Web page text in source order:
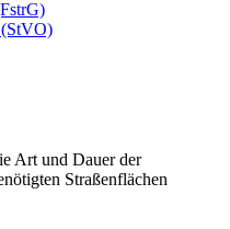
(StVO)
Art und Dauer der
Straßenflächen